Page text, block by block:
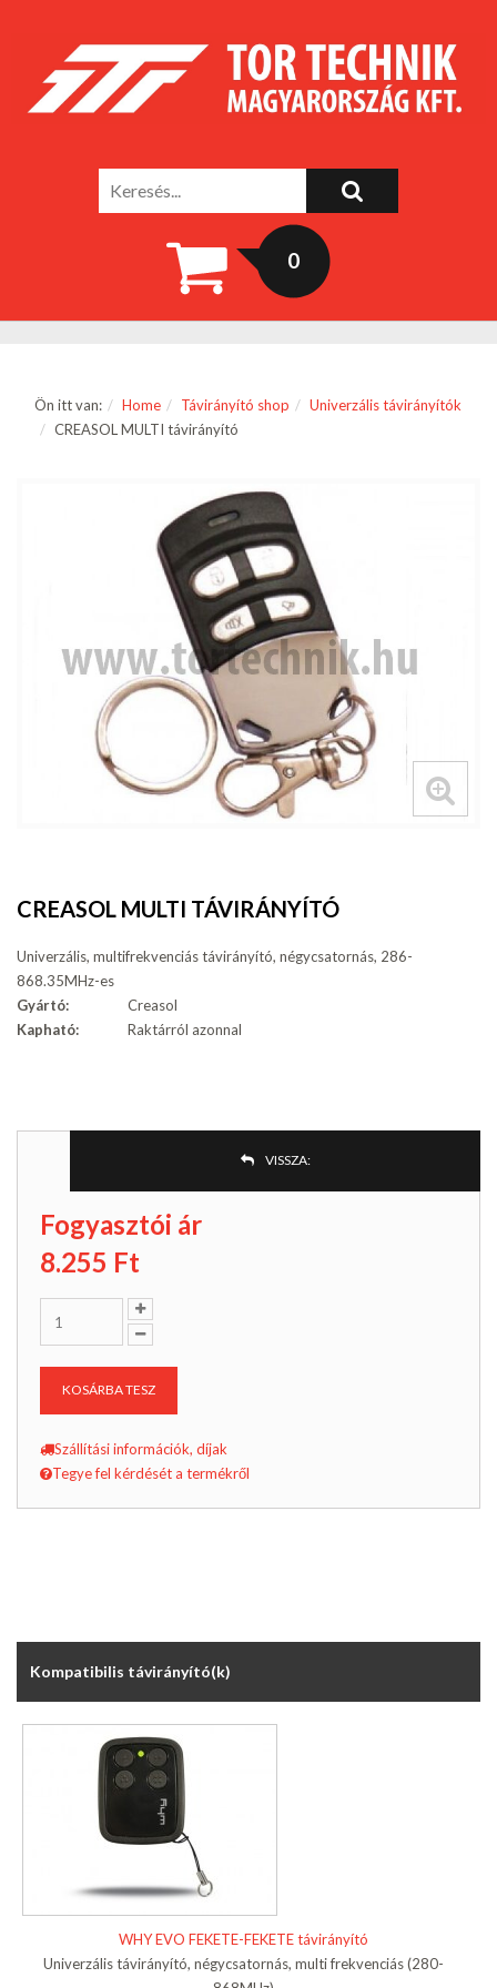
0
Ön itt van: Home Távirányító shop
Univerzális távirányítók
CREASOL MULTI távirányító
CREASOL MULTI TÁVIRÁNYÍTÓ
Univerzális, multifrekvenciás távirányító, négycsatornás, 286-
868.35MHz-es
Gyártó:
Creasol
Kapható:
Raktárról azonnal
VISSZA:
Fogyasztói ár
8.255 Ft
KOSÁRBA TESZ
Szállítási információk, díjak
Tegye fel kérdését a termékről
Kompatibilis távirányító(k)
WHY EVO FEKETE-FEKETE távirányító
Univerzális távirányító, négycsatornás, multi frekvenciás (280-